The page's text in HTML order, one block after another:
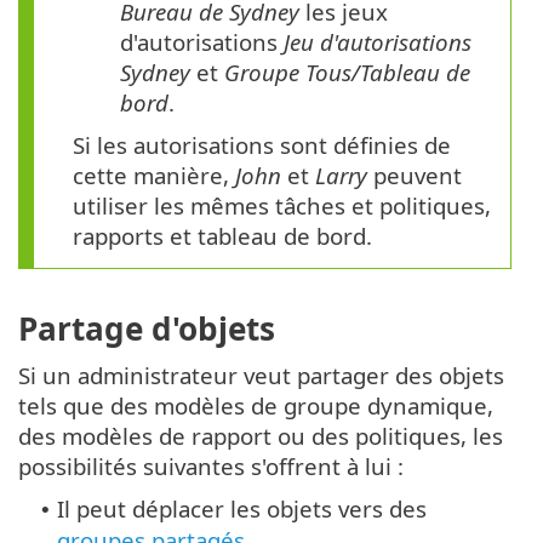
Bureau de Sydneyles jeux
d'autorisations Jeu d'autorisations
Sydneyet Groupe Tous/Tableau de
bord.
Si les autorisations sont définies de
cette manière, John et Larrypeuvent
utiliser les mêmes tâches et politiques,
rapports et tableau de bord.
Partage d'objets
Si un administrateur veut partager des objets
tels que des modèles de groupe dynamique,
des modèles de rapport ou des politiques, les
possibilités suivantes s'offrent à lui :
• Il peut déplacer les objets vers des